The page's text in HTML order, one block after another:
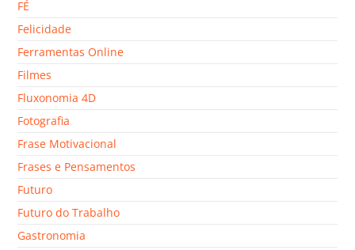
FÉ
Felicidade
Ferramentas Online
Filmes
Fluxonomia 4D
Fotografia
Frase Motivacional
Frases e Pensamentos
Futuro
Futuro do Trabalho
Gastronomia